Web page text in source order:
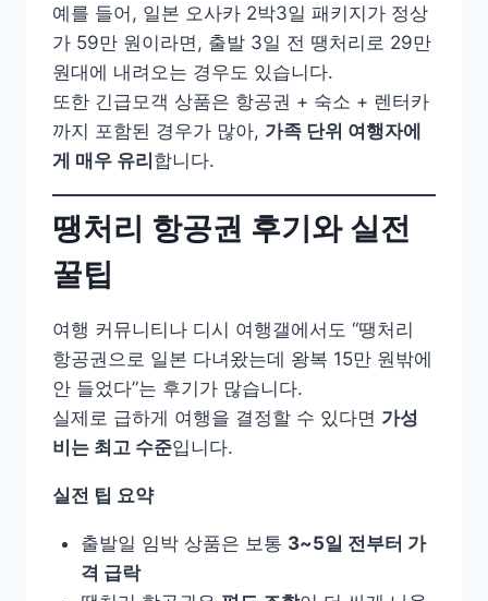
예를 들어, 일본 오사카 2박3일 패키지가 정상
가 59만 원이라면, 출발 3일 전 땡처리로 29만
원대에 내려오는 경우도 있습니다.
또한 긴급모객 상품은 항공권 + 숙소 + 렌터카
까지 포함된 경우가 많아, 가족 단위 여행자에
게 매우 유리합니다.
땡처리 항공권 후기와 실전
꿀팁
여행 커뮤니티나 디시 여행갤에서도 “땡처리
항공권으로 일본 다녀왔는데 왕복 15만 원밖에
안 들었다”는 후기가 많습니다.
실제로 급하게 여행을 결정할 수 있다면 가성
비는 최고 수준입니다.
실전 팁 요약
출발일 임박 상품은 보통 3~5일 전부터 가
격 급락